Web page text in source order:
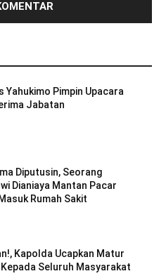
Yahukimo Pimpin Upacara
Jabatan
Diputusin, Seorang
Dianiaya Mantan Pacar
Rumah Sakit
Kapolda Ucapkan Matur
Seluruh Masyarakat